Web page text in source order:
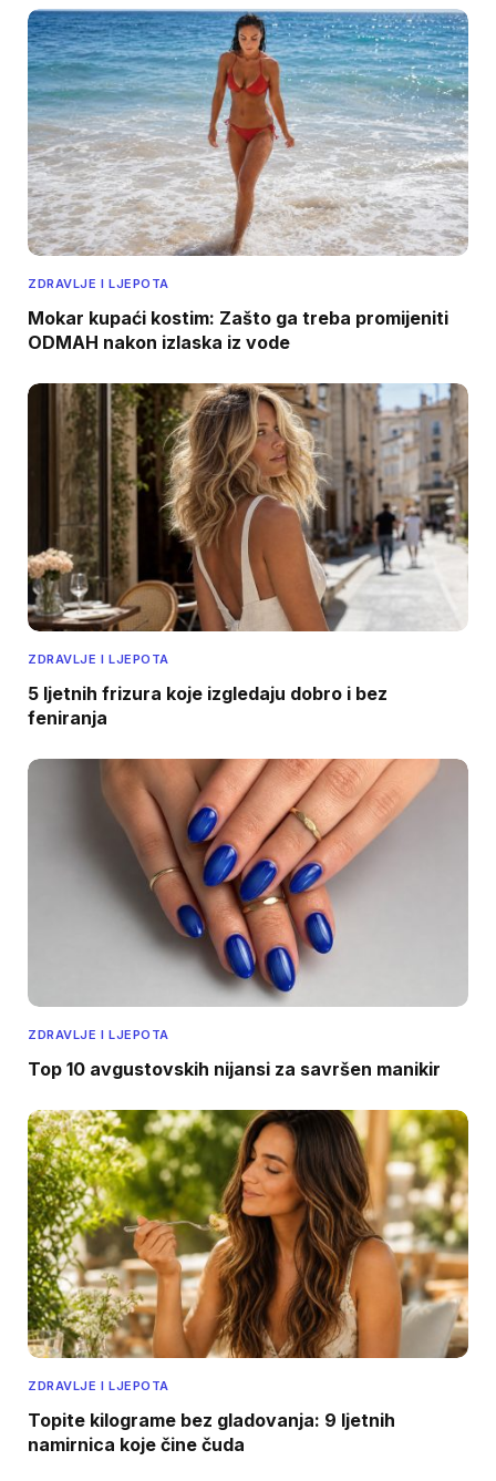
ZDRAVLJE I LJEPOTA
Mokar kupaći kostim: Zašto ga treba promijeniti
ODMAH nakon izlaska iz vode
ZDRAVLJE I LJEPOTA
5 ljetnih frizura koje izgledaju dobro i bez
feniranja
ZDRAVLJE I LJEPOTA
Top 10 avgustovskih nijansi za savršen manikir
ZDRAVLJE I LJEPOTA
Topite kilograme bez gladovanja: 9 ljetnih
namirnica koje čine čuda